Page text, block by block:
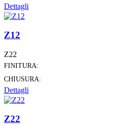
Dettagli
Z12
Z22
FINITURA:
CHIUSURA:
Dettagli
Z22